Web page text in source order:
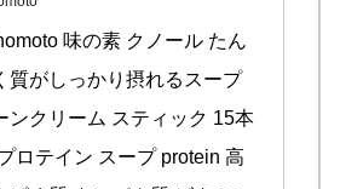
味の素 クノール たん
質がしっかり摂れるスープ
ンクリーム スティック 15本
ロテイン スープ protein 高